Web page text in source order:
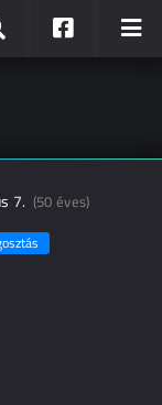
7. (50 éves)